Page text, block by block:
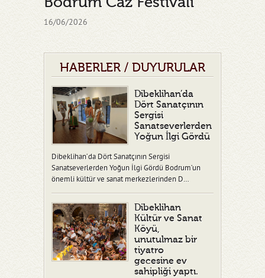
16/06/2026
HABERLER / DUYURULAR
Dibeklihan’da
Dört Sanatçının
Sergisi
Sanatseverlerden
Yoğun İlgi Gördü
Dibeklihan’da Dört Sanatçının Sergisi
Sanatseverlerden Yoğun İlgi Gördü Bodrum’un
önemli kültür ve sanat merkezlerinden D…
Dibeklihan
Kültür ve Sanat
Köyü,
unutulmaz bir
tiyatro
gecesine ev
sahipliği yaptı.